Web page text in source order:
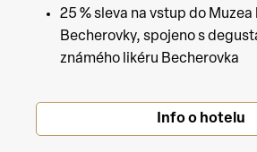
25 % sleva na vstup do
Becherovky, spojeno s
známého likéru Becherovka
Info o hotelu